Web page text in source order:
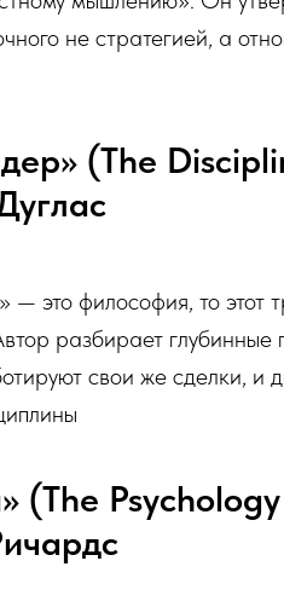
не стратегией, а
(The
— это философия, то этот
разбирает глубинные
свои же сделки, и
(The